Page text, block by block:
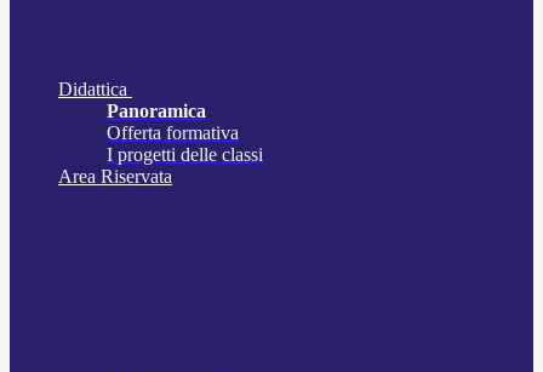
Didattica
Panoramica
Offerta formativa
I progetti delle classi
Area Riservata